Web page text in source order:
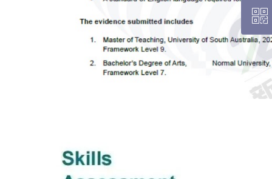
布里斯班热线 0426 456 158
ꀥ
微信二维码